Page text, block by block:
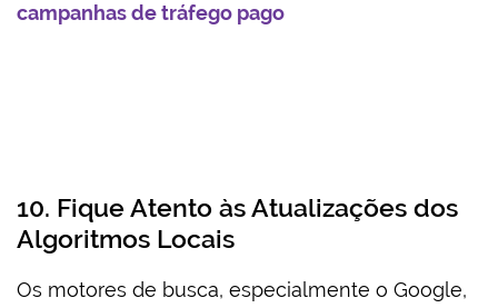
campanhas de tráfego pago
10. Fique Atento às Atualizações dos
Algoritmos Locais
Os motores de busca, especialmente o Google,